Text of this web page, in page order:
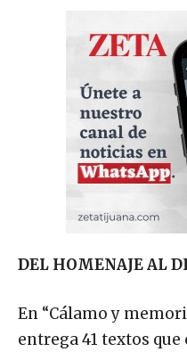
DEL HOMENAJE AL
En “Cálamo y
entrega 41 textos